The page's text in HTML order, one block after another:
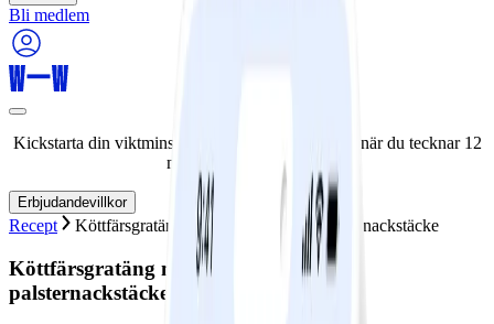
Bli medlem
Kickstarta din viktminskningsresa nu! Spara 50% när du tecknar 12
månaders medlemskap.
Erbjudandevillkor
Recept Köttfärsgratäng med blomkål- och palsternackstäcke
Köttfärsgratäng med blomkål- och
palsternackstäcke